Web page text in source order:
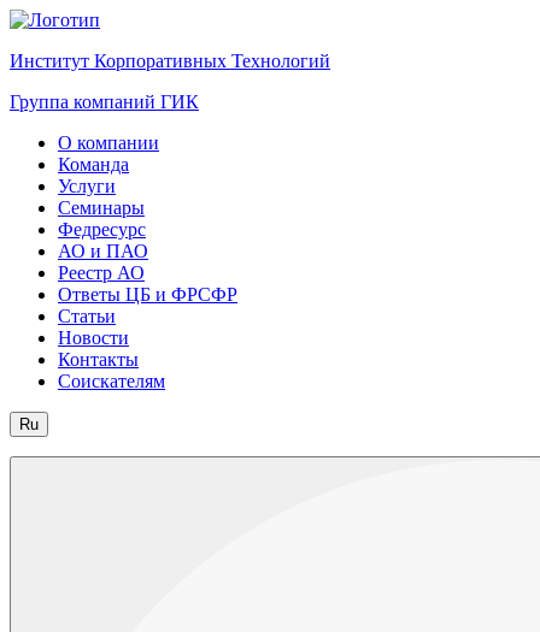
Институт Корпоративных Технологий
Группа компаний ГИК
О компании
Команда
Услуги
Семинары
Федресурс
АО и ПАО
Реестр АО
Ответы ЦБ и ФРСФР
Статьи
Новости
Контакты
Соискателям
Ru